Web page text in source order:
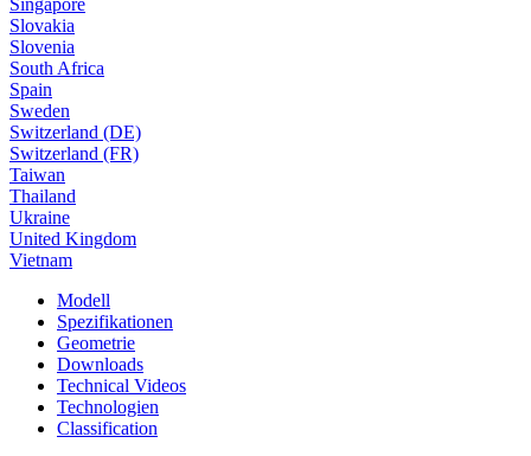
Slovakia
Slovenia
South Africa
Spain
Sweden
Switzerland (DE)
Switzerland (FR)
Taiwan
Thailand
Ukraine
United Kingdom
Vietnam
Modell
Spezifikationen
Geometrie
Downloads
Technical Videos
Technologien
Classification